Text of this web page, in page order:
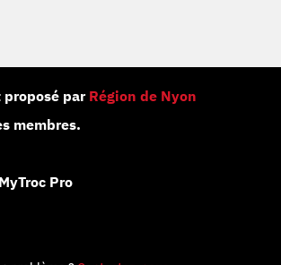
proposé par Région de Nyon
membres.
Pro